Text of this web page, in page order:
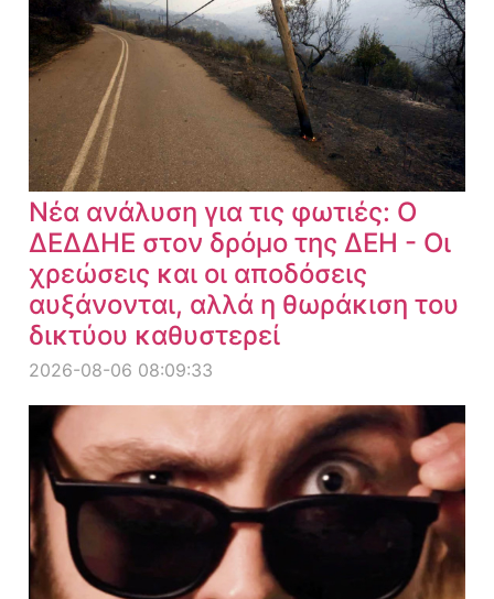
Νέα ανάλυση για τις φωτιές: Ο
ΔΕΔΔΗΕ στον δρόμο της ΔΕΗ - Οι
χρεώσεις και οι αποδόσεις
αυξάνονται, αλλά η θωράκιση του
δικτύου καθυστερεί
2026-08-06 08:09:33